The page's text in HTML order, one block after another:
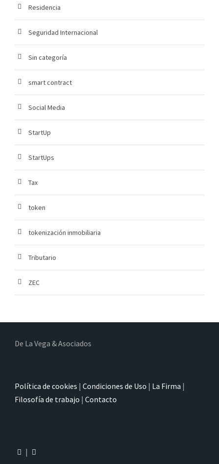
Residencia
Seguridad Internacional
Sin categoría
smart contract
Social Media
StartUp
StartUps
Tax
token
tokenización inmobiliaria
Tributario
ZEC
De La Vega & Asociados
Política de cookies | Condiciones de Uso | La Firma |
Filosofía de trabajo | Contacto
|